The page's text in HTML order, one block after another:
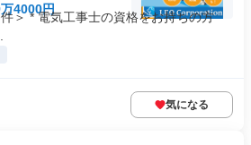
4000円
＞ * 電気工事士の資格をお持ちの方
気になる